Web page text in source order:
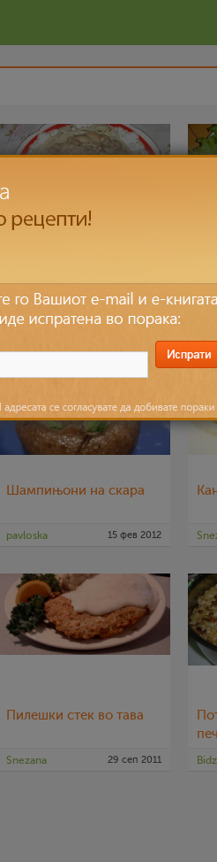
печурки и салама
elibogdanoska 17 мар 2012
Шампињони на скара
pavloska 15 фев 2012
Пилешки стек во тава
Snezana 29 сеп 2011